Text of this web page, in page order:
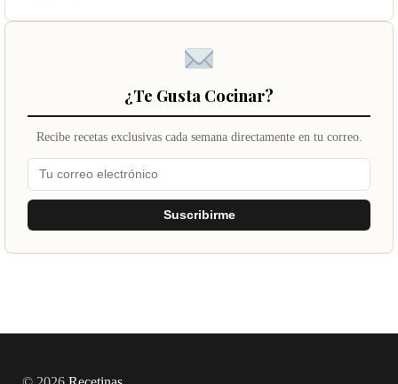
¿Te Gusta Cocinar?
Recibe recetas exclusivas cada semana directamente en tu correo.
Suscribirme